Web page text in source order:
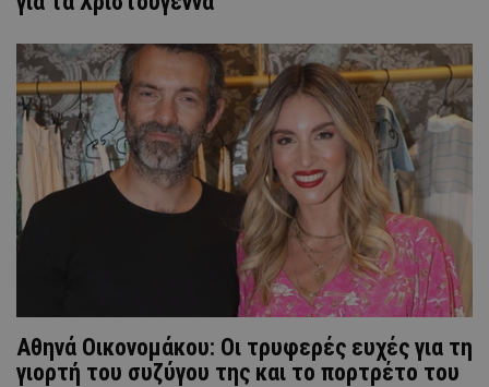
Αθηνά Οικονομάκου: Οι τρυφερές ευχές για τη
γιορτή του συζύγου της και το πορτρέτο του